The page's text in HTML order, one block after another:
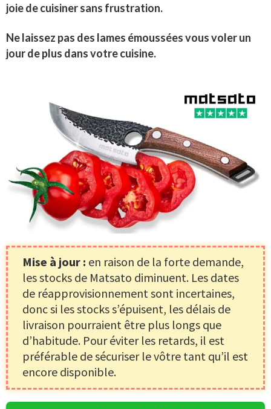
joie de cuisiner sans frustration.
Ne laissez pas des lames émoussées vous voler un
jour de plus dans votre cuisine.
Mise à jour : en raison de la forte demande,
les stocks de Matsato diminuent. Les dates
de réapprovisionnement sont incertaines,
donc si les stocks s’épuisent, les délais de
livraison pourraient être plus longs que
d’habitude. Pour éviter les retards, il est
préférable de sécuriser le vôtre tant qu’il est
encore disponible.